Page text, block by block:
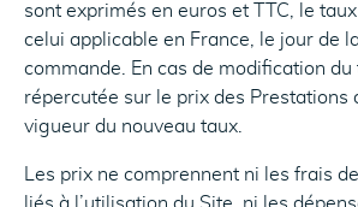
sont exprimés en euros et TTC, le
celui applicable en France, le jour de
commande. En cas de modification
répercutée sur le prix des Prestations
vigueur du nouveau taux.
Les prix ne comprennent ni les frais